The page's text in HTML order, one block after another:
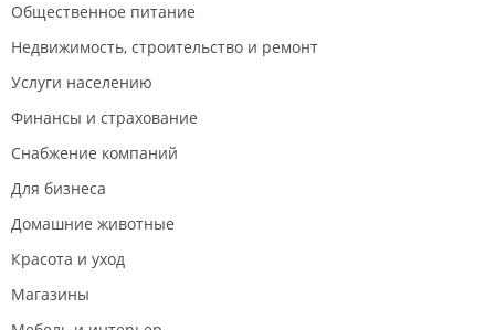
Общественное питание
Недвижимость, строительство и ремонт
Услуги населению
Финансы и страхование
Снабжение компаний
Для бизнеса
Домашние животные
Красота и уход
Магазины